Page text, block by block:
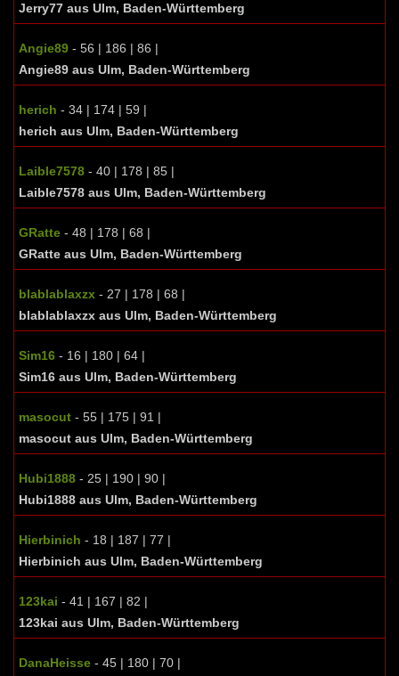
Jerry77 aus Ulm, Baden-Württemberg
Angie89 - 56 | 186 | 86 |
Angie89 aus Ulm, Baden-Württemberg
herich - 34 | 174 | 59 |
herich aus Ulm, Baden-Württemberg
Laible7578 - 40 | 178 | 85 |
Laible7578 aus Ulm, Baden-Württemberg
GRatte - 48 | 178 | 68 |
GRatte aus Ulm, Baden-Württemberg
blablablaxzx - 27 | 178 | 68 |
blablablaxzx aus Ulm, Baden-Württemberg
Sim16 - 16 | 180 | 64 |
Sim16 aus Ulm, Baden-Württemberg
masocut - 55 | 175 | 91 |
masocut aus Ulm, Baden-Württemberg
Hubi1888 - 25 | 190 | 90 |
Hubi1888 aus Ulm, Baden-Württemberg
Hierbinich - 18 | 187 | 77 |
Hierbinich aus Ulm, Baden-Württemberg
123kai - 41 | 167 | 82 |
123kai aus Ulm, Baden-Württemberg
DanaHeisse - 45 | 180 | 70 |